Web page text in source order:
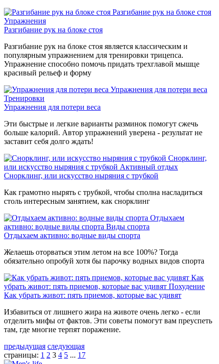
Разгибание рук на блоке стоя
Упражнения
Разгибание рук на блоке стоя
Разгибание рук на блоке стоя является классическим и
популярным упражнением для тренировки трицепса.
Упражнение способно помочь придать трехглавой мышце
красивый рельеф и форму
Упражнения для потери веса
Тренировки
Упражнения для потери веса
Эти быстрые и легкие варианты разминок помогут сжечь
больше калорий. Автор упражнений уверена - результат не
заставит себя долго ждать!
Снорклинг,
или искусство ныряния с трубкой Активный отдых
Снорклинг, или искусство ныряния с трубкой
Как грамотно нырять с трубкой, чтобы сполна насладиться
столь интересным занятием, как снорклинг
Отдыхаем
активно: водные виды спорта Виды спорта
Отдыхаем активно: водные виды спорта
Желаешь оторваться этим летом на все 100%? Тогда
обязательно опробуй хотя бы парочку водных видов спорта
Как
убрать живот: пять приемов, которые вас удивят Похудение
Как убрать живот: пять приемов, которые вас удивят
Избавиться от лишнего жира на животе очень легко - если
отделить мифы от фактов. Эти советы помогут вам преуспеть
там, где многие терпят поражение.
предыдущая следующая
страницы: 1 2 3 4 5 ... 17